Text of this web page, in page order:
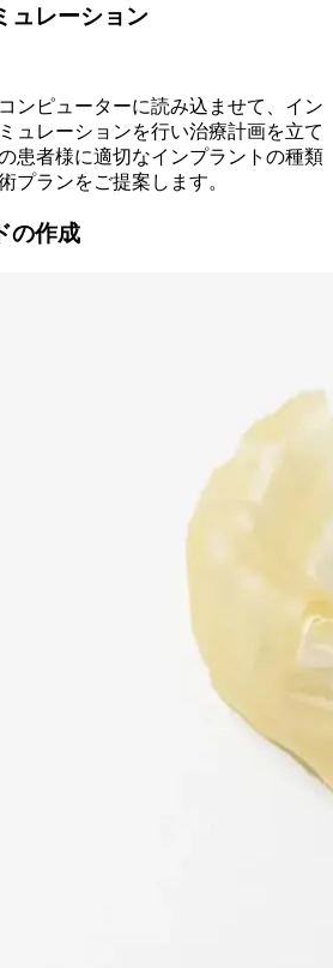
ュレーション
ンピューターに読み込ませて、イン
ュレーションを行い治療計画を立て
患者様に適切なインプラントの種類
プランをご提案します。
の作成